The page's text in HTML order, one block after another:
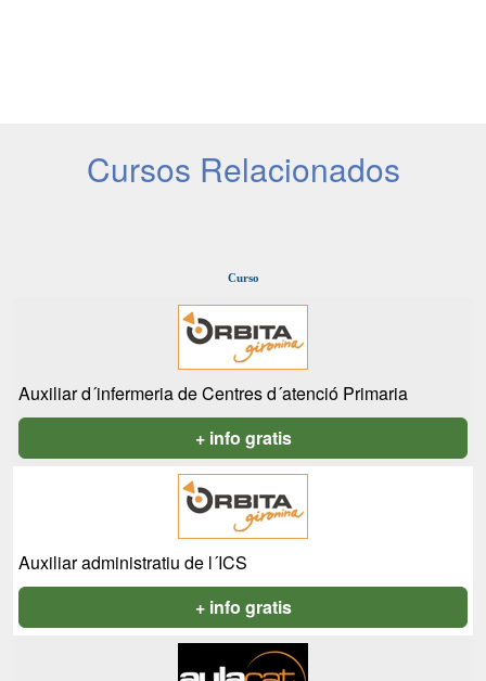
Cursos Relacionados
Curso
Auxiliar d´infermeria de Centres d´atenció Primaria
+ info gratis
Auxiliar administratiu de l´ICS
+ info gratis